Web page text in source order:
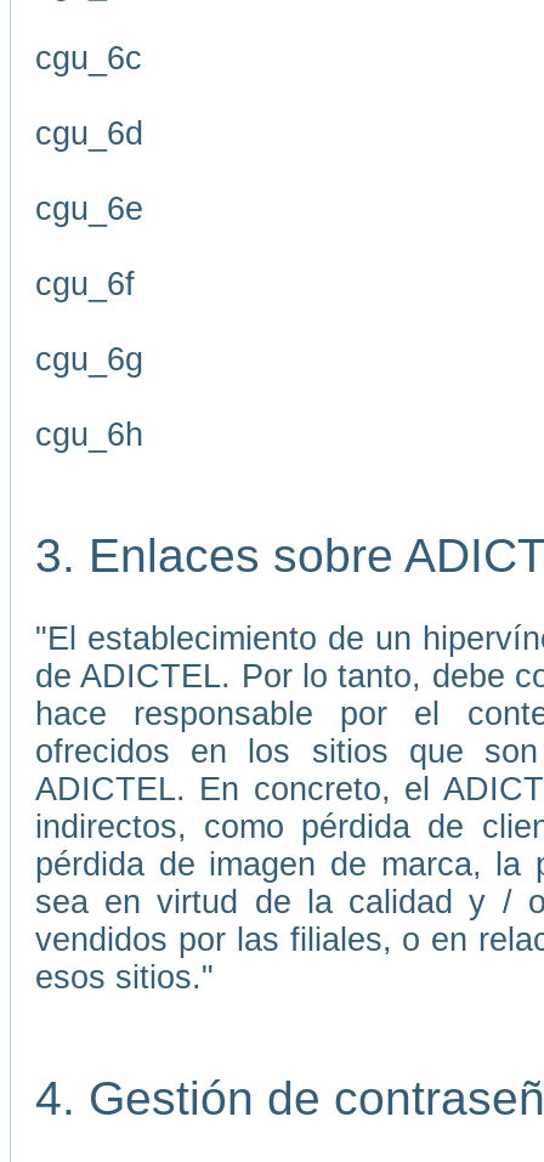
cgu_6c
cgu_6d
cgu_6e
cgu_6f
cgu_6g
cgu_6h
3. Enlaces sobre
"El establecimiento de un
de ADICTEL. Por lo tanto, debe
hace responsable por el
ofrecidos en los sitios que
ADICTEL. En concreto, el
indirectos, como pérdida de
pérdida de imagen de marca, la
sea en virtud de la calidad y /
vendidos por las filiales, o en
esos sitios."
4. Gestión de